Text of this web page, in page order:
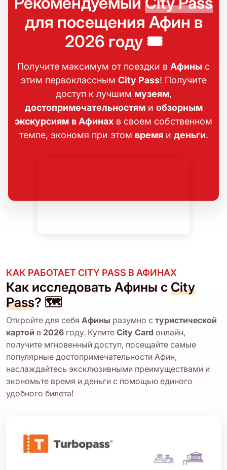
для посещения Афин в
2026 году 🎟️
Получите максимум от поездки в Афины с
этим первоклассным City Pass! Получите
доступ к лучшим музеям,
достопримечательностями обзорным
экскурсиям в Афинах в своем собственном
темпе, экономя при этом времяи деньги.
КАК РАБОТАЕТ CITY PASS В АФИНАХ
Как исследовать Афины с City
Pass? 🗺️
Откройте для себя Афины разумно с туристической
картой в 2026 году. Купите City Card онлайн,
получите мгновенный доступ, посещайте самые
популярные достопримечательности Афин,
наслаждайтесь эксклюзивными преимуществами и
экономьте время и деньги с помощью единого
удобного билета!